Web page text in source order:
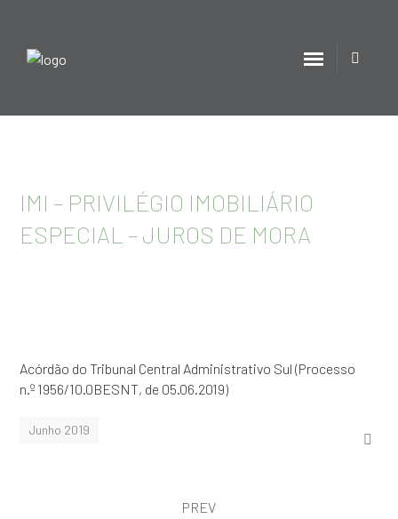
IMI – PRIVILÉGIO IMOBILIÁRIO
ESPECIAL – JUROS DE MORA
Acórdão do Tribunal Central Administrativo Sul (Processo
n.º 1956/10.0BESNT, de 05.06.2019)
Junho 2019
PREV